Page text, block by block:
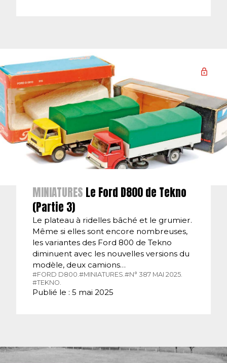
MINIATURES Le Ford D800 de Tekno
(Partie 3)
Le plateau à ridelles bâché et le grumier.
Même si elles sont encore nombreuses,
les variantes des Ford 800 de Tekno
diminuent avec les nouvelles versions du
modèle, deux camions…
#FORD D800.#MINIATURES.#N° 387 MAI 2025.
#TEKNO.
Publié le : 5 mai 2025